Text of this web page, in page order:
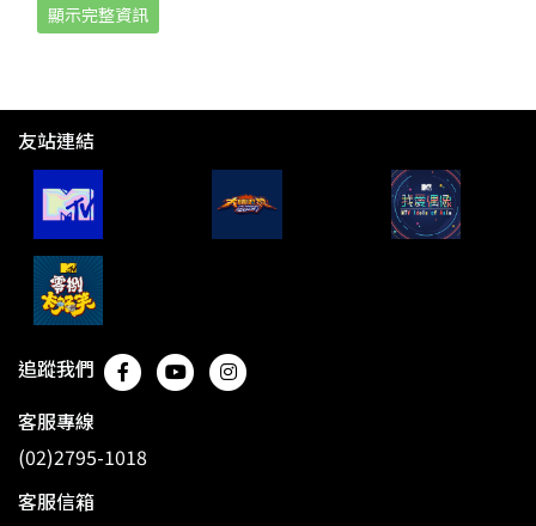
顯示完整資訊
友站連結
追蹤我們
客服專線
(02)2795-1018
客服信箱